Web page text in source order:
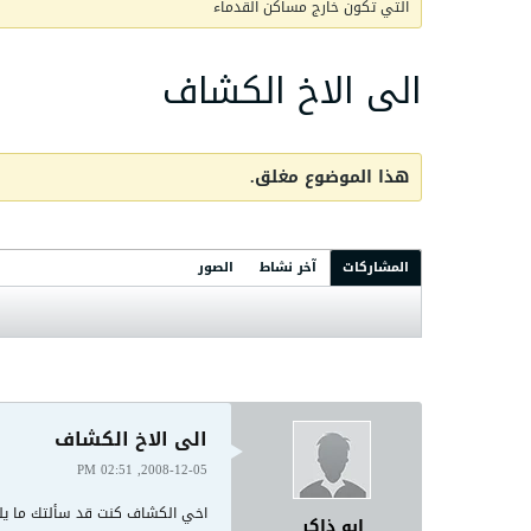
التي تكون خارج مساكن القدماء
الى الاخ الكشاف
هذا الموضوع مغلق.
المشاركات آخر نشاط الصور
الى الاخ الكشاف
2008-12-05, 02:51 PM
اخي الكشاف كنت قد سألتك ما